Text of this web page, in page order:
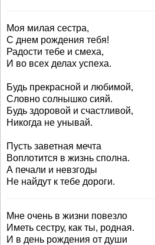
Моя милая сестра,
С днем рождения тебя!
Радости тебе и смеха,
И во всех делах успеха.
Будь прекрасной и любимой,
Словно солнышко сияй.
Будь здоровой и счастливой,
Никогда не унывай.
Пусть заветная мечта
Воплотится в жизнь сполна.
А печали и невзгоды
Не найдут к тебе дороги.
Мне очень в жизни повезло
Иметь сестру, как ты, родная.
И в день рождения от души